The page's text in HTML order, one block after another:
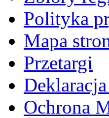
Polityka
Mapa
Przetargi
Ochrona